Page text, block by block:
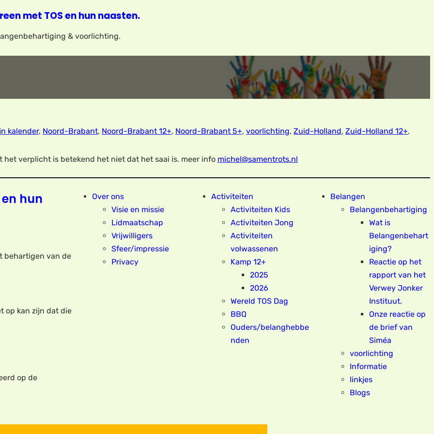
met TOS en hun naasten.
& voorlichting.
kalender, Noord-Brabant, Noord-Brabant 12+, Noord-Brabant 5+, voorlichting, Zuid-Holland, Zuid-Holland 12+,
het verplicht is betekend het niet dat het saai is. meer info michel@samentrots.nl
hun
behartigen van de
op kan zijn dat die
op de
Over ons
Visie en missie
Lidmaatschap
Vrijwilligers
Sfeer/impressie
Privacy
Activiteiten
Activiteiten Kids
Activiteiten Jong
Activiteiten
volwassenen
Kamp 12+
2025
2026
Wereld TOS Dag
BBQ
Ouders/belanghebbe
nden
Belangen
Belangenbehartiging
Wat is
Belangenbehart
iging?
Reactie op het
rapport van het
Verwey Jonker
Instituut.
Onze reactie op
de brief van
Siméa
voorlichting
Informatie
linkjes
Blogs